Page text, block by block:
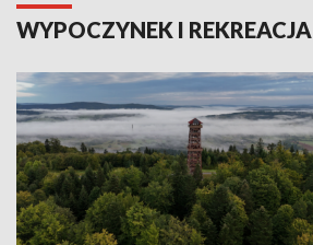
WYPOCZYNEK I REKREACJA